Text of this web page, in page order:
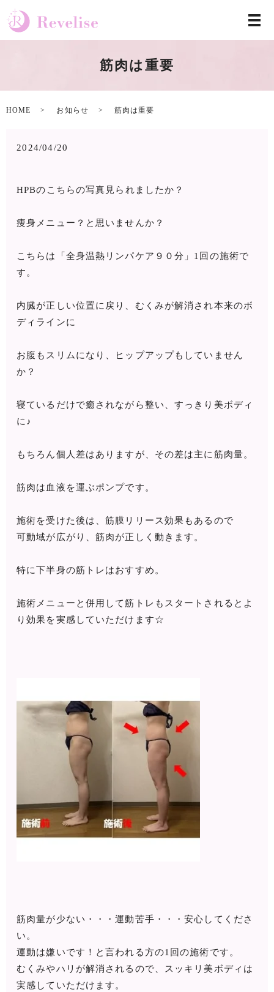
筋肉は重要
HOME お知らせ 筋肉は重要
2024/04/20
HPBのこちらの写真見られましたか？
痩身メニュー？と思いませんか？
こちらは「全身温熱リンパケア９０分」1回の施術で
す。
内臓が正しい位置に戻り、むくみが解消され本来のボ
ディラインに
お腹もスリムになり、ヒップアップもしていません
か？
寝ているだけで癒されながら整い、すっきり美ボディ
に♪
もちろん個人差はありますが、その差は主に筋肉量。
筋肉は血液を運ぶポンプです。
施術を受けた後は、筋膜リリース効果もあるので
可動域が広がり、筋肉が正しく動きます。
特に下半身の筋トレはおすすめ。
施術メニューと併用して筋トレもスタートされるとよ
り効果を実感していただけます☆
筋肉量が少ない・・・運動苦手・・・安心してくださ
い。
運動は嫌いです！と言われる方の1回の施術です。
むくみやハリが解消されるので、スッキリ美ボディは
実感していただけます。